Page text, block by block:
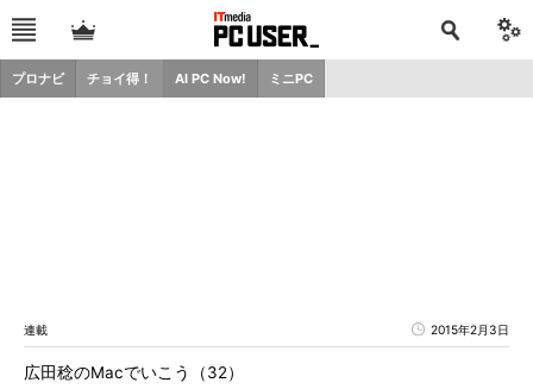
プロナビ チョイ得！ AI PC Now! ミニPC
連載 2015年2月3日
広田稔のMacでいこう（32）